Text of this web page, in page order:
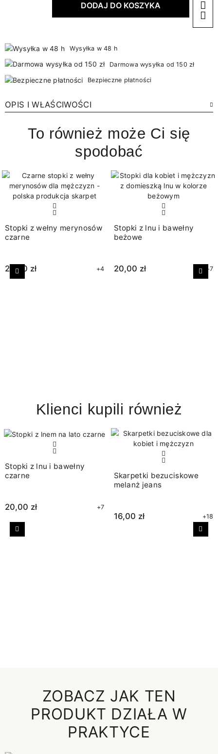
DODAJ DO KOSZYKA
Wysyłka w 48 h
Darmowa wysyłka od 150 zł
Bezpieczne płatności
OPIS I WŁAŚCIWOŚCI
To również może Ci się
spodobać
Stopki z wełny merynosów
czarne
25,00 zł +4
Stopki z lnu i bawełny
beżowe
20,00 zł +7
Poprzedni
Klienci kupili również
Stopki z lnu i bawełny
czarne
20,00 zł +7
Skarpetki bezuciskowe
melanż jeans
16,00 zł +18
Poprzedni
ZOBACZ JAK TEN
PRODUKT DZIAŁA W
PRAKTYCE